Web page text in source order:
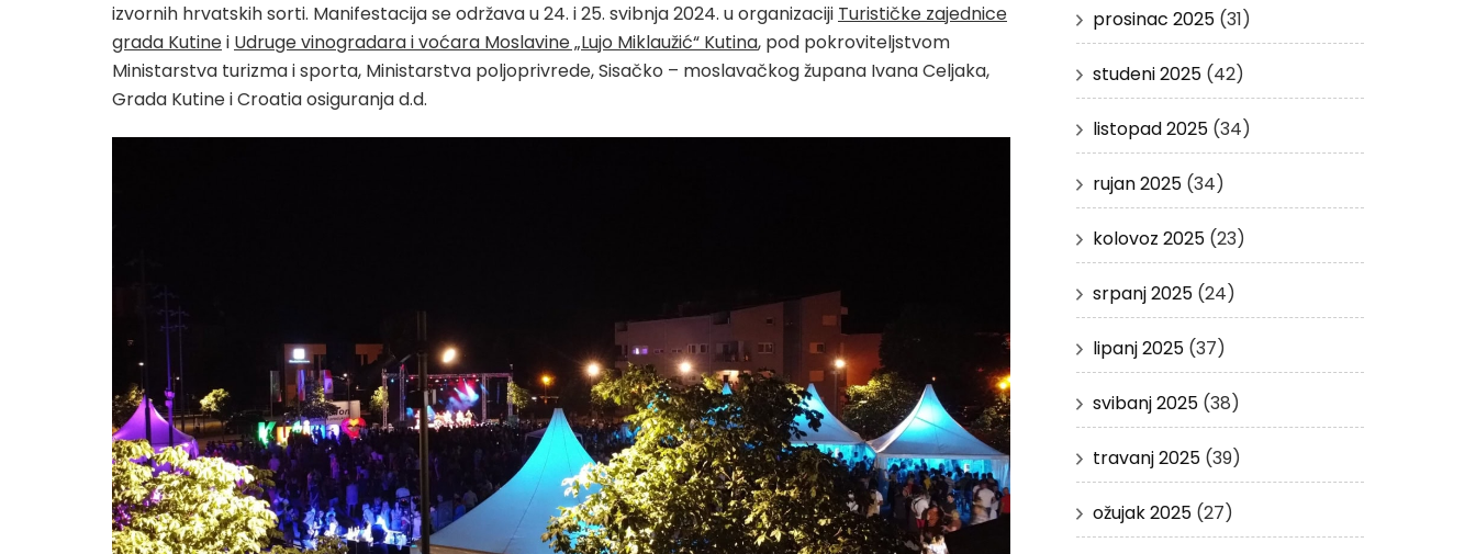
izvornih hrvatskih sorti. Manifestacija se održava u 24. i 25. svibnja 2024. u organizaciji Turističke zajednice
grada Kutinei Udruge vinogradara i voćara Moslavine „Lujo Miklaužić“ Kutina, pod pokroviteljstvom
Ministarstva turizma i sporta, Ministarstva poljoprivrede, Sisačko – moslavačkog župana Ivana Celjaka,
Grada Kutine i Croatia osiguranja d.d.
prosinac 2025(31)
studeni 2025(42)
listopad 2025(34)
rujan 2025(34)
kolovoz 2025(23)
srpanj 2025(24)
lipanj 2025(37)
svibanj 2025(38)
travanj 2025(39)
ožujak 2025(27)